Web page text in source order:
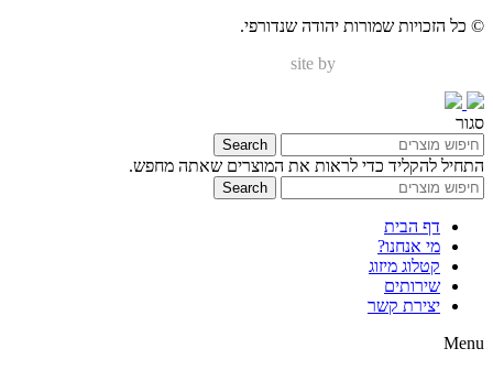
© כל הזכויות שמורות יהודה שנדורפי.
site by
סגור
Search
התחיל להקליד כדי לראות את המוצרים שאתה מחפש.
Search
דף הבית
מי אנחנו?
קטלוג מיזוג
שירותים
יצירת קשר
Menu